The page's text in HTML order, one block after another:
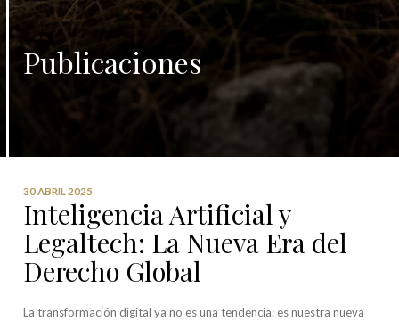
Publicaciones
30 ABRIL 2025
Inteligencia Artificial y
Legaltech: La Nueva Era del
Derecho Global
La transformación digital ya no es una tendencia: es nuestra nueva